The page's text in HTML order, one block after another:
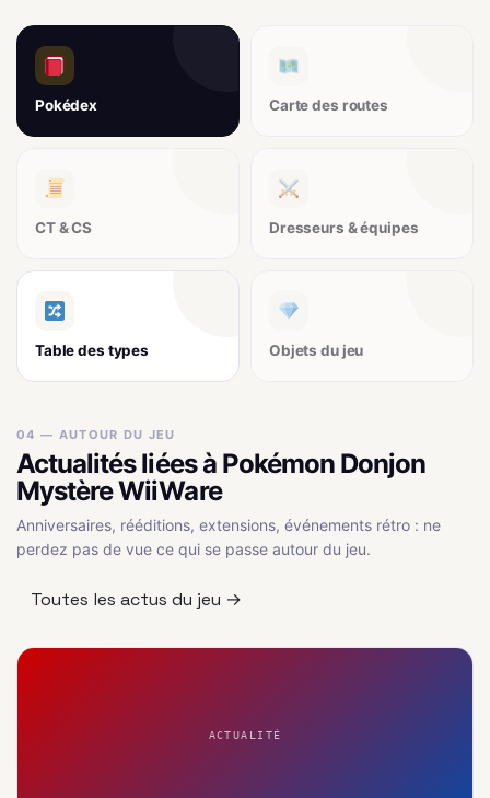
Pokédex Carte des routes
CT & CS Dresseurs & équipes
Table des types Objets du jeu
04 — AUTOUR DU JEU
Actualités liées à Pokémon Donjon
Mystère WiiWare
Anniversaires, rééditions, extensions, événements rétro : ne
perdez pas de vue ce qui se passe autour du jeu.
Toutes les actus du jeu →
ACTUALITÉ